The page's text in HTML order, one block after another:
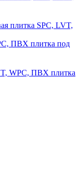
плитка SPC, LVT,
ПВХ плитка под
WPC, ПВХ плитка